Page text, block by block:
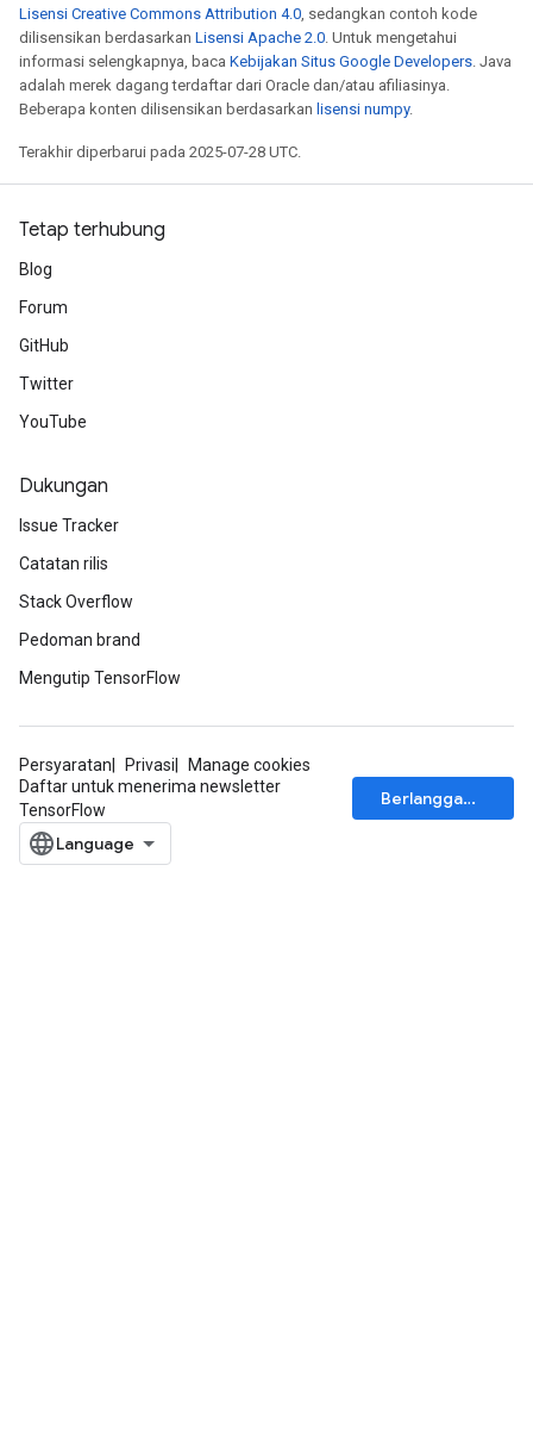
Lisensi Creative Commons Attribution 4.0, sedangkan contoh kode
dilisensikan berdasarkan Lisensi Apache 2.0. Untuk mengetahui
informasi selengkapnya, baca Kebijakan Situs Google Developers. Java
adalah merek dagang terdaftar dari Oracle dan/atau afiliasinya.
Beberapa konten dilisensikan berdasarkan lisensi numpy.
Terakhir diperbarui pada 2025-07-28 UTC.
Tetap terhubung
Blog
Forum
GitHub
Twitter
YouTube
Dukungan
Issue Tracker
Catatan rilis
Stack Overflow
Pedoman brand
Mengutip TensorFlow
Persyaratan Privasi
Manage cookies
Daftar untuk menerima newsletter
TensorFlow
Berlangganan